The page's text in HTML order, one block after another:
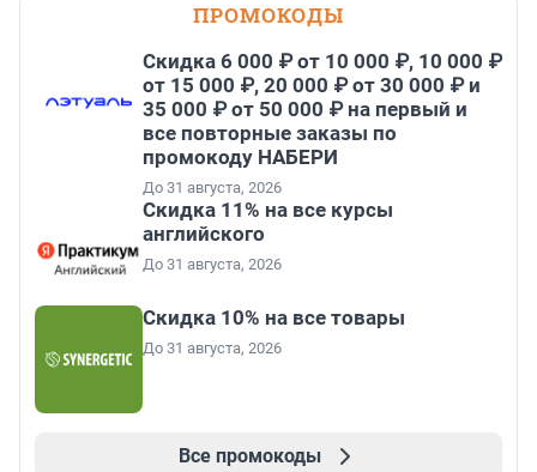
ПРОМОКОДЫ
Скидка 6 000 ₽ от 10 000 ₽, 10 000 ₽
от 15 000 ₽, 20 000 ₽ от 30 000 ₽ и
35 000 ₽ от 50 000 ₽ на первый и
все повторные заказы по
промокоду НАБЕРИ
До 31 августа, 2026
Скидка 11% на все курсы
английского
До 31 августа, 2026
Скидка 10% на все товары
До 31 августа, 2026
Все промокоды